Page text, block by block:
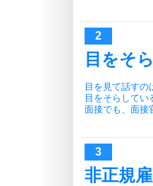
目をそ
目を見て話すの
目をそらしてい
面接でも、面接
非正規